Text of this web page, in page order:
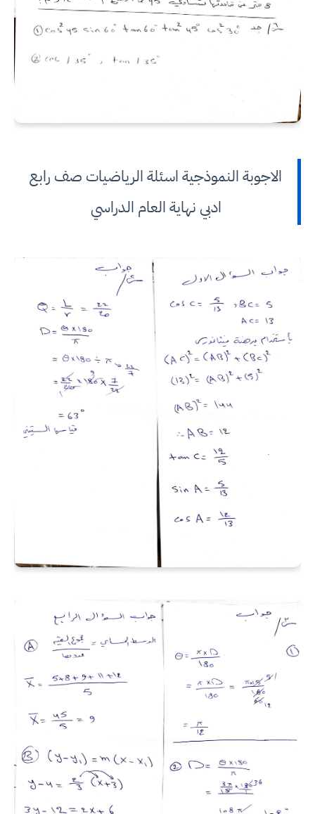
الاجوبة النموذجية اسئلة الرياضيات صف رابع
ادبي نهاية العام الدراسي